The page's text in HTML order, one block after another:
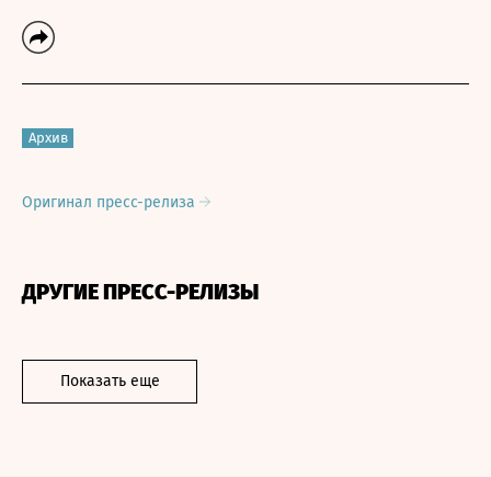
Архив
Оригинал пресс-релиза
ДРУГИЕ ПРЕСС-РЕЛИЗЫ
Показать еще